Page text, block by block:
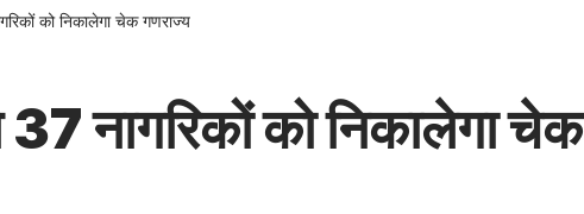
को निकालेगा चेक गणराज्य
नागरिकों को निकालेगा चेक